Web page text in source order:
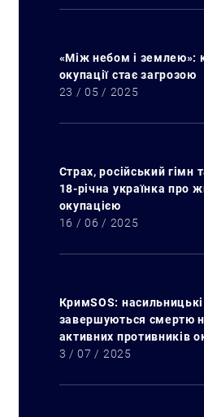
«Між небом і землею»:
окупації стає загрозою
23 / 05 / 2025
Страх, російський гімн
18-річна українка про
окупацією
16 / 06 / 2025
КримSOS:
завершуються смертю
активних противників
3 / 07 / 2025